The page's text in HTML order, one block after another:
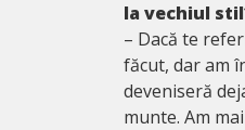
la vechiul
– Dacă te
făcut, dar am
deveniseră
munte. Am